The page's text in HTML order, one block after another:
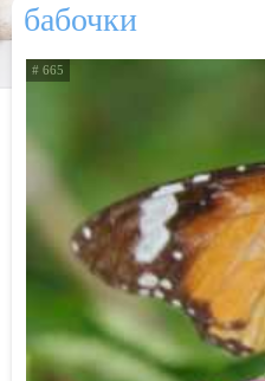
бабочки
# 665